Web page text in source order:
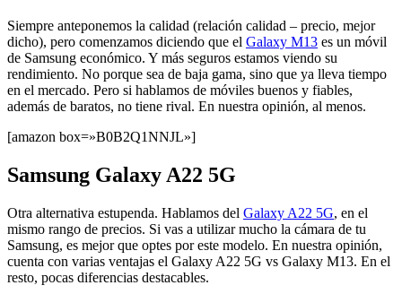
Siempre anteponemos la calidad (relación calidad – precio, mejor
dicho), pero comenzamos diciendo que el Galaxy M13 es un móvil
de Samsung económico. Y más seguros estamos viendo su
rendimiento. No porque sea de baja gama, sino que ya lleva tiempo
en el mercado. Pero si hablamos de móviles buenos y fiables,
además de baratos, no tiene rival. En nuestra opinión, al menos.
[amazon box=»B0B2Q1NNJL»]
Samsung Galaxy A22 5G
Otra alternativa estupenda. Hablamos del Galaxy A22 5G, en el
mismo rango de precios. Si vas a utilizar mucho la cámara de tu
Samsung, es mejor que optes por este modelo. En nuestra opinión,
cuenta con varias ventajas el Galaxy A22 5G vs Galaxy M13. En el
resto, pocas diferencias destacables.